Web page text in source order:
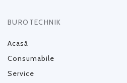
BUROTECHNIK
Acasă
Consumabile
Service